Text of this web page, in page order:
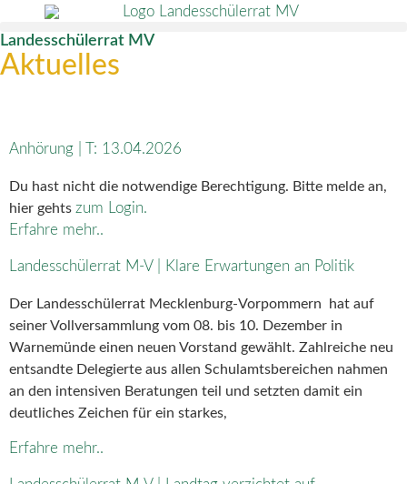
Landesschülerrat MV
Aktuelles
Anhörung | T: 13.04.2026
Du hast nicht die notwendige Berechtigung. Bitte melde an,
hier gehts zum Login.
Erfahre mehr..
Landesschülerrat M-V | Klare Erwartungen an Politik
Der Landesschülerrat Mecklenburg-Vorpommern hat auf
seiner Vollversammlung vom 08. bis 10. Dezember in
Warnemünde einen neuen Vorstand gewählt. Zahlreiche neu
entsandte Delegierte aus allen Schulamtsbereichen nahmen
an den intensiven Beratungen teil und setzten damit ein
deutliches Zeichen für ein starkes,
Erfahre mehr..